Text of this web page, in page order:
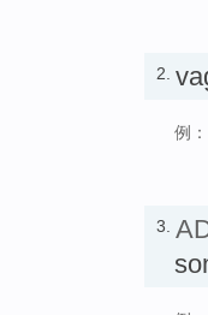
2.
例：
3.